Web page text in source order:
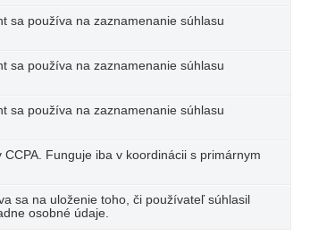
sa používa na zaznamenanie súhlasu
sa používa na zaznamenanie súhlasu
sa používa na zaznamenanie súhlasu
Funguje iba v koordinácii s primárnym
sa na uloženie toho, či používateľ súhlasil
osobné údaje.